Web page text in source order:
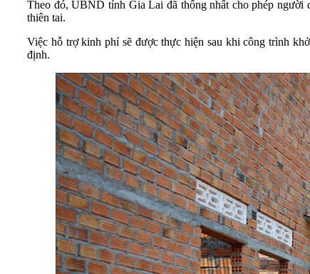
Theo đó, UBND tỉnh Gia Lai đã thống nhất cho phép người
thiên tai.
Việc hỗ trợ kinh phí sẽ được thực hiện sau khi công trình
định.